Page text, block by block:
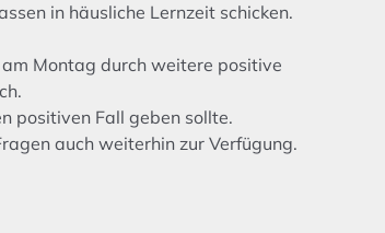
in häusliche Lernzeit schicken.
Montag durch weitere positive
positiven Fall geben sollte.
auch weiterhin zur Verfügung.